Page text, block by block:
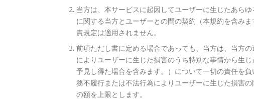
当方は、本サービスに起因してユーザーに生じたあら
に関する当方とユーザーとの間の契約（本規約を含み
責規定は適用されません。
前項ただし書に定める場合であっても、当方は、当方
によりユーザーに生じた損害のうち特別な事情から生
予見し得た場合を含みます。）について一切の責任を
務不履行または不法行為によりユーザーに生じた損害
の額を上限とします。